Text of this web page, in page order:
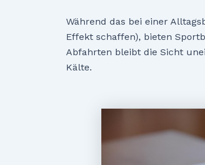
Während das bei einer
Effekt schaffen), bieten
Abfahrten bleibt die Sicht
Kälte.